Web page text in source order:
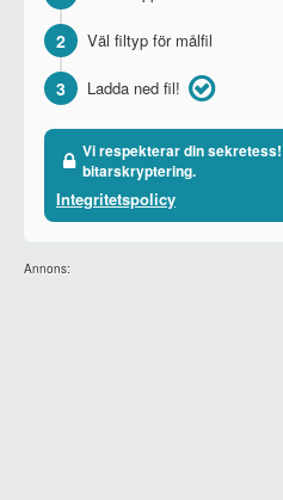
2 Väl filtyp för målfil
3 Ladda ned fil!
Vi respekterar din
bitarskryptering.
Integritetspolicy
Annons: